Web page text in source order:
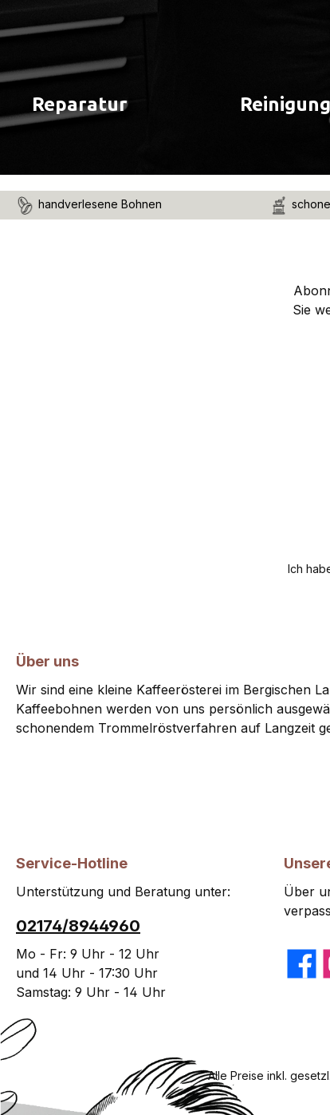
Reparatur Reinigung
handverlesene Bohnen
Sie
Ich
Über uns
Wir sind eine kleine Kaffeerösterei im Bergischen
Kaffeebohnen werden von uns persönlich
schonendem Trommelröstverfahren auf Langzeit
Service-Hotline
Unterstützung und Beratung unter:
02174/8944960
Mo - Fr: 9 Uhr - 12 Uhr
und 14 Uhr - 17:30 Uhr
Samstag: 9 Uhr - 14 Uhr
Über
Alle Preise inkl.